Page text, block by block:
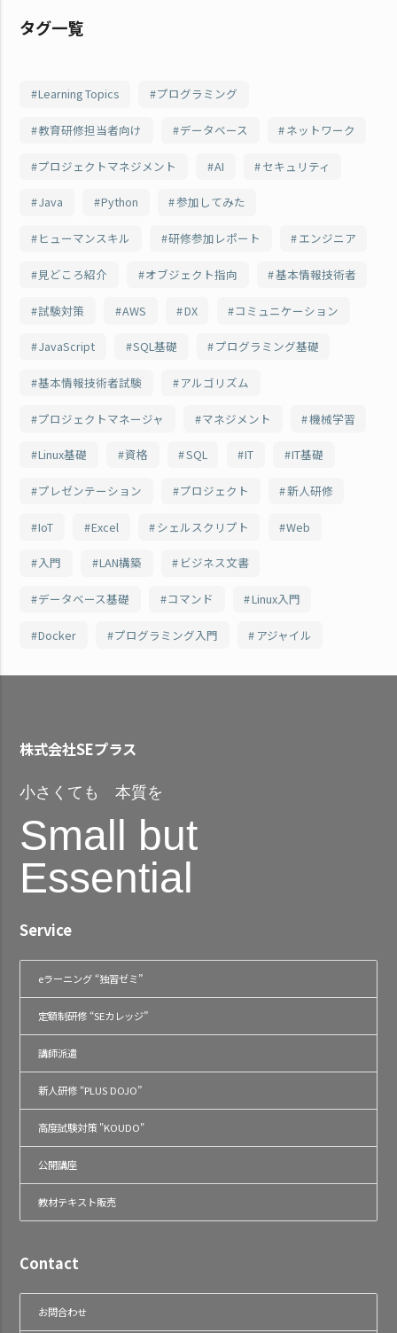
タグ一覧
Learning Topics プログラミング
教育研修担当者向け データベース ネットワーク
プロジェクトマネジメント AI セキュリティ
Java Python 参加してみた
ヒューマンスキル 研修参加レポート エンジニア
見どころ紹介 オブジェクト指向 基本情報技術者
試験対策 AWS DX コミュニケーション
JavaScript SQL基礎 プログラミング基礎
基本情報技術者試験 アルゴリズム
プロジェクトマネージャ マネジメント 機械学習
Linux基礎 資格 SQL IT IT基礎
プレゼンテーション プロジェクト 新人研修
IoT Excel シェルスクリプト Web
入門 LAN構築 ビジネス文書
データベース基礎 コマンド Linux入門
Docker プログラミング入門 アジャイル
株式会社SEプラス
小さくても 本質を
Small but
Essential
Service
eラーニング “独習ゼミ”
定額制研修 “SEカレッジ”
講師派遣
新人研修 “PLUS DOJO”
高度試験対策 "KOUDO"
公開講座
教材テキスト販売
Contact
お問合わせ